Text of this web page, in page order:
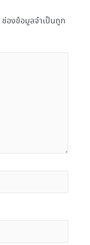
ช่องข้อมูลจำเป็นถูก